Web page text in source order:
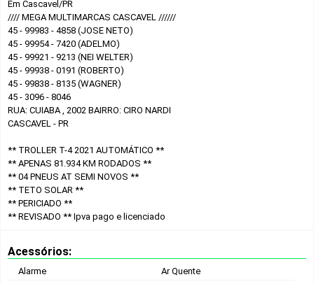
Em Cascavel/PR
//// MEGA MULTIMARCAS CASCAVEL //////
45 - 99983 - 4858 (JOSE NETO)
45 - 99954 - 7420 (ADELMO)
45 - 99921 - 9213 (NEI WELTER)
45 - 99938 - 0191 (ROBERTO)
45 - 99838 - 8135 (WAGNER)
45 - 3096 - 8046
RUA: CUIABA , 2002 BAIRRO: CIRO NARDI
CASCAVEL - PR
** TROLLER T-4 2021 AUTOMÁTICO **
** APENAS 81.934 KM RODADOS **
** 04 PNEUS AT SEMI NOVOS **
** TETO SOLAR **
** PERICIADO **
** REVISADO ** Ipva pago e licenciado
Acessórios:
Alarme Ar Quente